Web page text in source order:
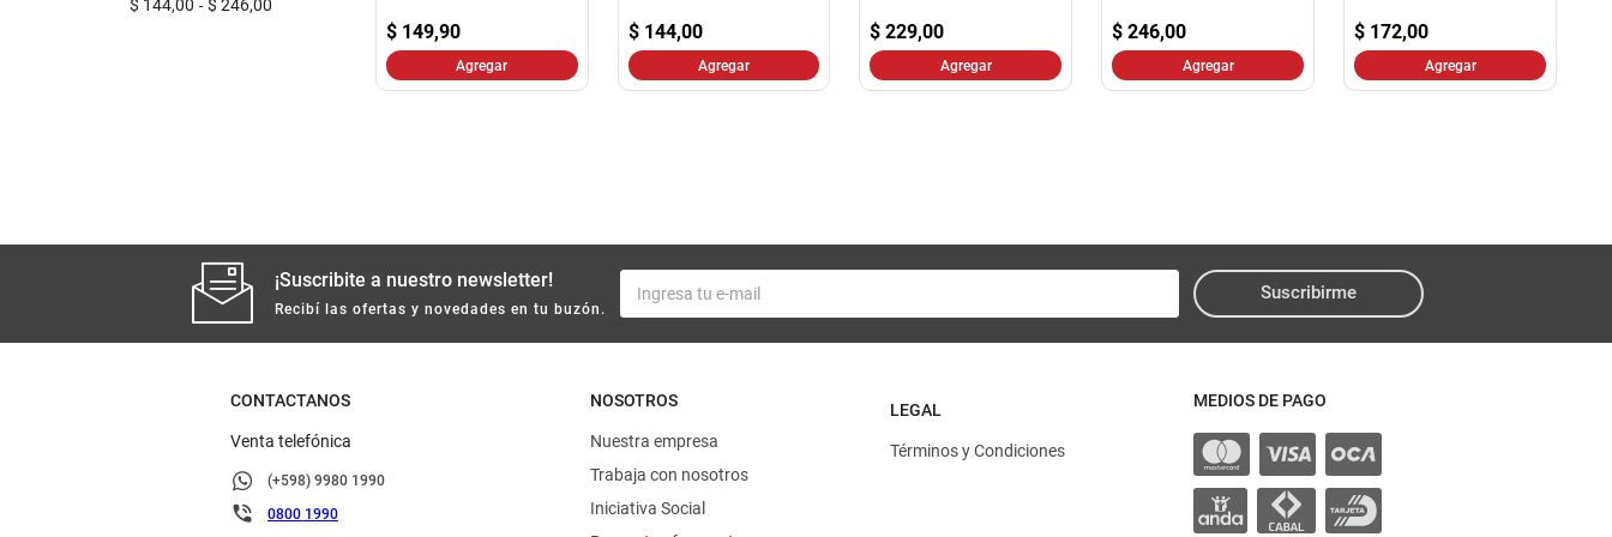
$ 144,00 $ 246,00
$ 149,90
Agregar
$ 144,00
Agregar
$ 229,00
Agregar
$ 246,00
Agregar
$ 172,00
Agregar
¡Suscribite a nuestro newsletter!
Recibí las ofertas y novedades en tu buzón.
Suscribirme
CONTACTANOS
Venta telefónica
(+598) 9980 1990
0800 1990
NOSOTROS
Nuestra empresa
Trabaja con nosotros
Iniciativa Social
LEGAL
Términos y Condiciones
MEDIOS DE PAGO